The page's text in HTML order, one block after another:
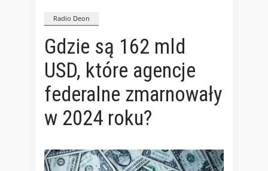
Radio Deon
Gdzie są 162 mld
USD, które agencje
federalne zmarnowały
w 2024 roku?